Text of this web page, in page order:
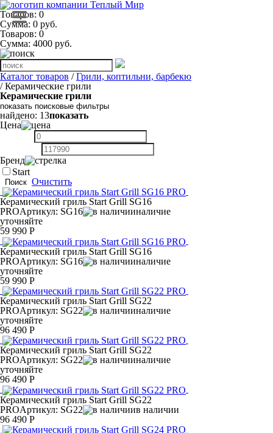
Товаров: 0
Сумма: 0 руб.
Товаров: 0
Сумма: 4000 руб.
Каталог товаров /Грили, коптильни, барбекю
/ Керамические грили
Керамические грили
показать поисковые фильтры
найдено: 13показать
Цена
Бренд
Start
Поиск Очистить
Керамический гриль Start Grill SG16
PROАртикул: SG16
наличие
уточняйте
59 990 Р
Керамический гриль Start Grill SG16
PROАртикул: SG16
наличие
уточняйте
59 990 Р
Керамический гриль Start Grill SG22
PROАртикул: SG22
наличие
уточняйте
96 490 Р
Керамический гриль Start Grill SG22
PROАртикул: SG22
наличие
уточняйте
96 490 Р
Керамический гриль Start Grill SG22
PROАртикул: SG22
в наличии
96 490 Р